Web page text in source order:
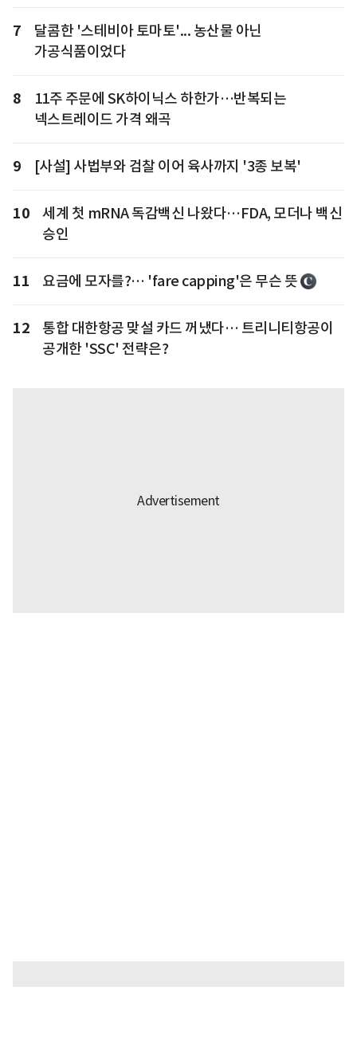
7
달콤한 '스테비아 토마토'... 농산물 아닌
가공식품이었다
8
11주 주문에 SK하이닉스 하한가…반복되는
넥스트레이드 가격 왜곡
9 [사설] 사법부와 검찰 이어 육사까지 '3종 보복'
10
세계 첫 mRNA 독감백신 나왔다…FDA, 모더나 백신
승인
11 요금에 모자를?… 'fare capping'은 무슨 뜻
12
통합 대한항공 맞설 카드 꺼냈다… 트리니티항공이
공개한 'SSC' 전략은?